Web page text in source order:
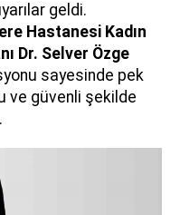
geldi.
Hastanesi Kadın
Dr. Selver Özge
sayesinde pek
ve güvenli şekilde